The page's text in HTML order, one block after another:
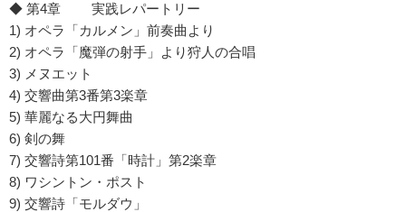
◆ 第4章 実践レパートリー
1) オペラ「カルメン」前奏曲より
2) オペラ「魔弾の射手」より狩人の合唱
3) メヌエット
4) 交響曲第3番第3楽章
5) 華麗なる大円舞曲
6) 剣の舞
7) 交響詩第101番「時計」第2楽章
8) ワシントン・ポスト
9) 交響詩「モルダウ」